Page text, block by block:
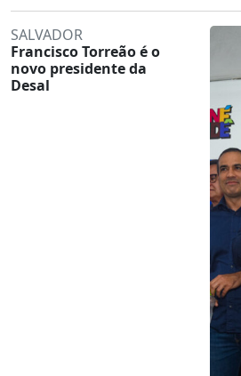
SALVADOR
Francisco Torreão é o
novo presidente da
Desal